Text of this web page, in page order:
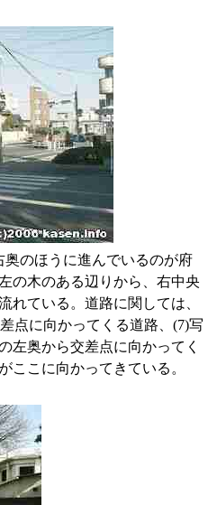
のほうに進んでいるのが府
の木のある辺りから、右中央
れている。道路に関しては、
点に向かってくる道路、(7)写
左奥から交差点に向かってく
ここに向かってきている。